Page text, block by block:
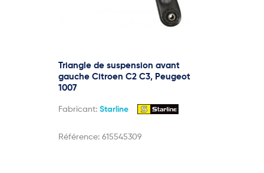
Triangle de suspension avant
gauche Citroen C2 C3, Peugeot
1007
Fabricant: Starline
Référence: 615545309